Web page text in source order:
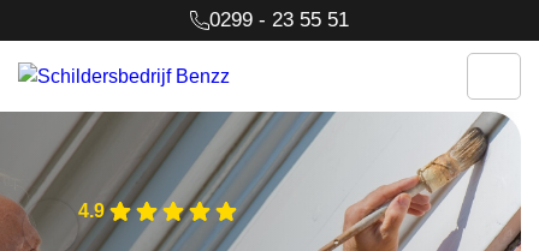
0299 - 23 55 51
4.9